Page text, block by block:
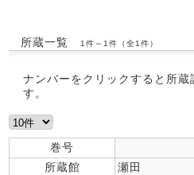
所蔵一覧 1件～1件（全1件）
ナンバーをクリックすると所蔵
す。
巻号
所蔵館
瀬田